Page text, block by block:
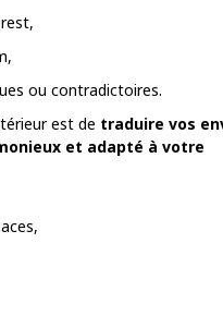
ou contradictoires.
est de traduire vos
et adapté à votre